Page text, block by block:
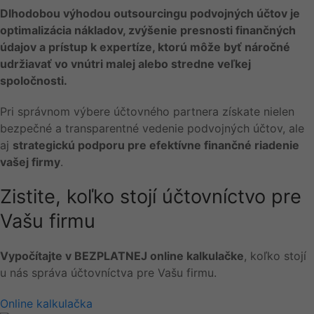
Dlhodobou výhodou outsourcingu podvojných účtov je
optimalizácia nákladov, zvýšenie presnosti finančných
údajov a prístup k expertíze, ktorú môže byť náročné
udržiavať vo vnútri malej alebo stredne veľkej
spoločnosti.
Pri správnom výbere účtovného partnera získate nielen
bezpečné a transparentné vedenie podvojných účtov, ale
aj strategickú podporu pre efektívne finančné riadenie
vašej firmy.
Zistite, koľko stojí účtovníctvo pre
Vašu firmu
Vypočítajte v BEZPLATNEJ online kalkulačke, koľko stojí
u nás správa účtovníctva pre Vašu firmu.
Online kalkulačka